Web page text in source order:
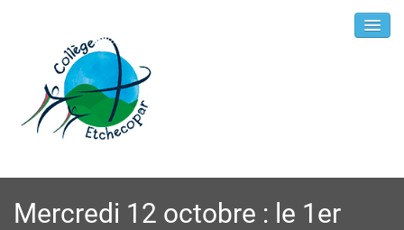
Mercredi 12 octobre : le 1er